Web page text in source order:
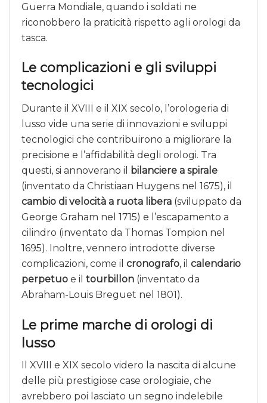
Guerra Mondiale, quando i soldati ne
riconobbero la praticità rispetto agli orologi da
tasca.
Le complicazioni e gli sviluppi
tecnologici
Durante il XVIII e il XIX secolo, l’orologeria di
lusso vide una serie di innovazioni e sviluppi
tecnologici che contribuirono a migliorare la
precisione e l’affidabilità degli orologi. Tra
questi, si annoverano il bilanciere a spirale
(inventato da Christiaan Huygens nel 1675), il
cambio di velocità a ruota libera (sviluppato da
George Graham nel 1715) e l’escapamento a
cilindro (inventato da Thomas Tompion nel
1695). Inoltre, vennero introdotte diverse
complicazioni, come il cronografo, il calendario
perpetuo e il tourbillon (inventato da
Abraham-Louis Breguet nel 1801).
Le prime marche di orologi di
lusso
Il XVIII e XIX secolo videro la nascita di alcune
delle più prestigiose case orologiaie, che
avrebbero poi lasciato un segno indelebile